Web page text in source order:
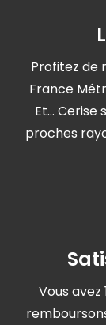
Profitez de
France
Et… Cerise
proches
Vous avez